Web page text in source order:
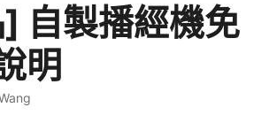
自製播經機免
明